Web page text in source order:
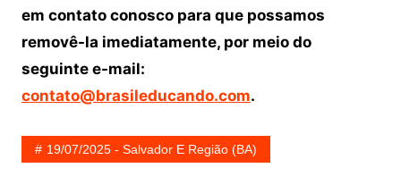
em contato conosco para que possamos
removê-la imediatamente, por meio do
seguinte e-mail:
contato@brasileducando.com.
19/07/2025 - Salvador E Região (BA)